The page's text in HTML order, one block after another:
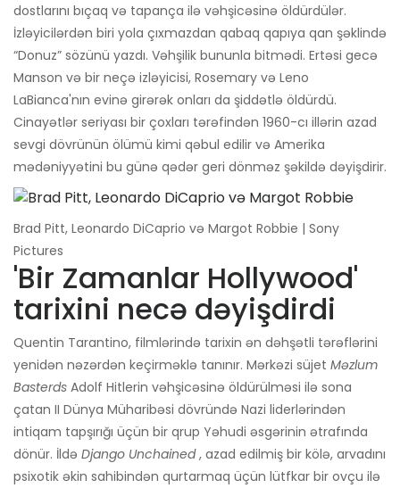
dostlarını bıçaq və tapança ilə vəhşicəsinə öldürdülər.
İzləyicilərdən biri yola çıxmazdan qabaq qapıya qan şəklində
“Donuz” sözünü yazdı. Vəhşilik bununla bitmədi. Ertəsi gecə
Manson və bir neçə izləyicisi, Rosemary və Leno
LaBianca'nın evinə girərək onları da şiddətlə öldürdü.
Cinayətlər seriyası bir çoxları tərəfindən 1960-cı illərin azad
sevgi dövrünün ölümü kimi qəbul edilir və Amerika
mədəniyyətini bu günə qədər geri dönməz şəkildə dəyişdirir.
Brad Pitt, Leonardo DiCaprio və Margot Robbie | Sony
Pictures
'Bir Zamanlar Hollywood'
tarixini necə dəyişdirdi
Quentin Tarantino, filmlərində tarixin ən dəhşətli tərəflərini
yenidən nəzərdən keçirməklə tanınır. Mərkəzi süjet Məzlum
Basterds Adolf Hitlerin vəhşicəsinə öldürülməsi ilə sona
çatan II Dünya Müharibəsi dövründə Nazi liderlərindən
intiqam tapşırığı üçün bir qrup Yəhudi əsgərinin ətrafında
dönür. İldə Django Unchained, azad edilmiş bir kölə, arvadını
psixotik əkin sahibindən qurtarmaq üçün lütfkar bir ovçu ilə